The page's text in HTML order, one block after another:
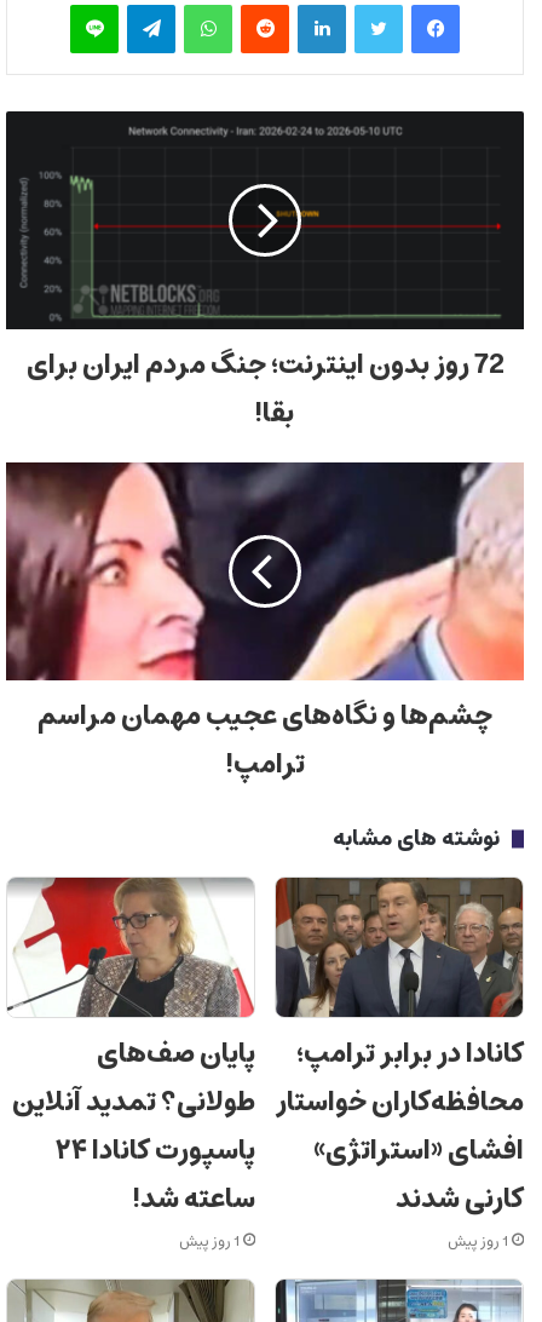
72 روز بدون اینترنت؛ جنگ مردم ایران برای
بقا!
چشم‌ها و نگاه‌های عجیب مهمان مراسم
ترامپ!
نوشته های مشابه
کانادا در برابر ترامپ؛
محافظه‌کاران خواستار
افشای «استراتژی»
کارنی شدند
1 روز پیش
پایان صف‌های
طولانی؟ تمدید آنلاین
پاسپورت کانادا ۲۴
ساعته شد!
1 روز پیش